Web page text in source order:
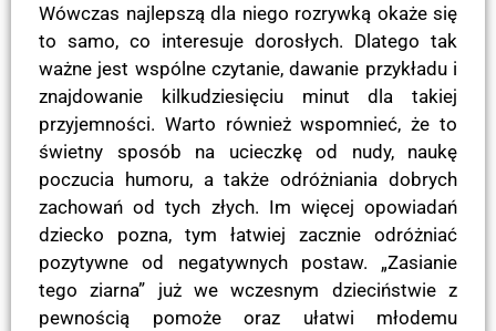
Wówczas najlepszą dla niego rozrywką okaże się
to samo, co interesuje dorosłych. Dlatego tak
ważne jest wspólne czytanie, dawanie przykładu i
znajdowanie kilkudziesięciu minut dla takiej
przyjemności. Warto również wspomnieć, że to
świetny sposób na ucieczkę od nudy, naukę
poczucia humoru, a także odróżniania dobrych
zachowań od tych złych. Im więcej opowiadań
dziecko pozna, tym łatwiej zacznie odróżniać
pozytywne od negatywnych postaw. „Zasianie
tego ziarna” już we wczesnym dzieciństwie z
pewnością pomoże oraz ułatwi młodemu